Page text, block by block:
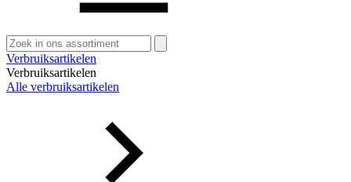
Zoeken
naar:
Verbruiksartikelen
Verbruiksartikelen
Alle verbruiksartikelen